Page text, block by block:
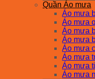
Quần Áo mưa
Áo mưa
Áo mưa
Áo mưa
Áo mưa
Áo mưa
Áo mưa
Áo mưa
Áo mưa